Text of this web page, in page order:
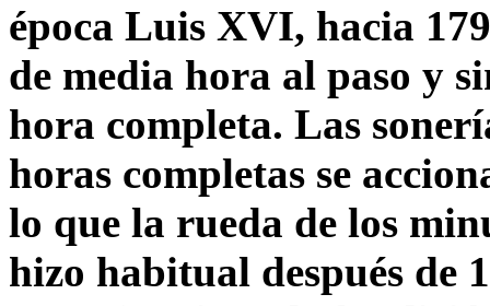
época Luis XVI, hacia
de media hora al paso y
hora completa. Las
horas completas se
lo que la rueda de los
hizo habitual después de